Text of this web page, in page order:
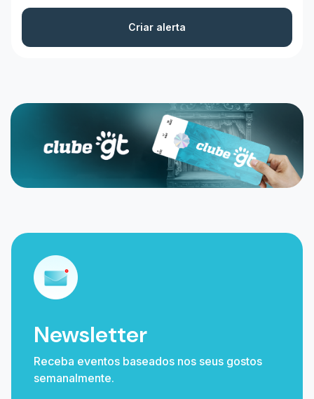
Criar alerta
Newsletter
Receba eventos baseados nos seus gostos
semanalmente.